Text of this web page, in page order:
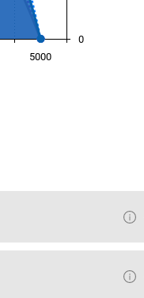
5000
0